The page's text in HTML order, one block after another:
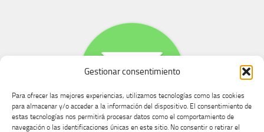
Gestionar consentimiento
Para ofrecer las mejores experiencias, utilizamos tecnologías como las cookies
para almacenar y/o acceder a la información del dispositivo. El consentimiento de
estas tecnologías nos permitirá procesar datos como el comportamiento de
navegación o las identificaciones únicas en este sitio. No consentir o retirar el